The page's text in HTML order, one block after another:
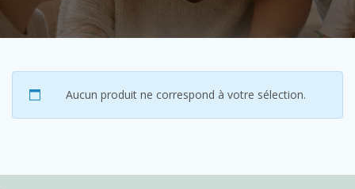
Aucun produit ne correspond à votre sélection.